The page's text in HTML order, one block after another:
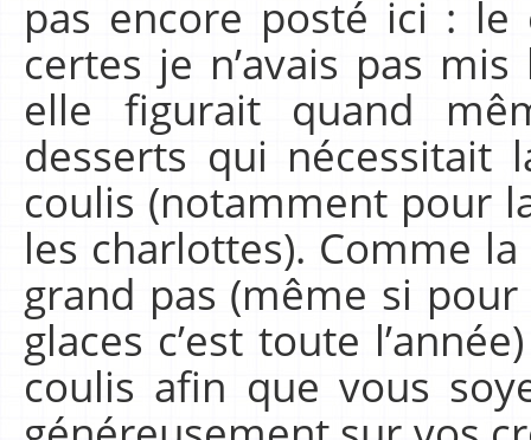
pas encore posté ici : le
certes je n’avais pas
elle figurait quand
desserts qui nécessitait
coulis (notamment pour
les charlottes). Comme
grand pas (même si
glaces c’est toute
coulis afin que vous